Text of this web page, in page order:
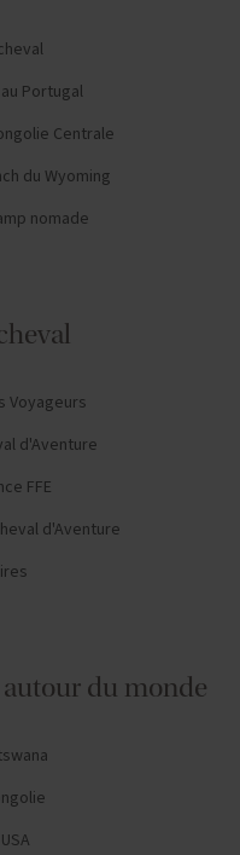
Portugal
Centrale
du Wyoming
nomade
Voyageurs
d'Aventure
FFE
d'Aventure
autour du monde